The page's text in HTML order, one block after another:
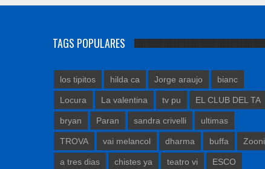
TAGS POPULARES
los tipitos hilda ca Jorge araujo bianc
Locura La valentina tv pu EL CLUB DEL TA
bryan Paran sandra crivelli ultimas
TROVA vai melancol dharma buffa Zooni
a tres dias chistes ya teatro vi ESCO